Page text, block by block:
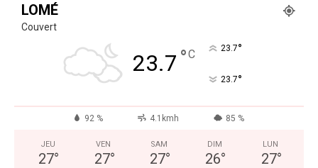
LOMÉ
Couvert
23.7 °C 23.7°
23.7°
92 % 4.1kmh 85 %
JEU
27°
VEN
27°
SAM
27°
DIM
26°
LUN
27°